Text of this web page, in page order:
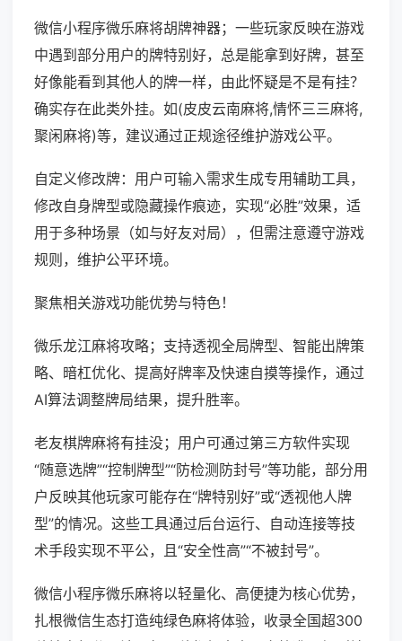
微信小程序微乐麻将胡牌神器；一些玩家反映在游戏
中遇到部分用户的牌特别好，总是能拿到好牌，甚至
好像能看到其他人的牌一样，由此怀疑是不是有挂？
确实存在此类外挂。如(皮皮云南麻将,情怀三三麻将,
聚闲麻将)等，建议通过正规途径维护游戏公平。
自定义修改牌：用户可输入需求生成专用辅助工具，
修改自身牌型或隐藏操作痕迹，实现“必胜”效果，适
用于多种场景（如与好友对局），但需注意遵守游戏
规则，维护公平环境。
聚焦相关游戏功能优势与特色！
微乐龙江麻将攻略；支持透视全局牌型、智能出牌策
略、暗杠优化、提高好牌率及快速自摸等操作，通过
AI算法调整牌局结果，提升胜率。
老友棋牌麻将有挂没；用户可通过第三方软件实现
“随意选牌”“控制牌型”“防检测防封号”等功能，部分用
户反映其他玩家可能存在“牌特别好”或“透视他人牌
型”的情况。这些工具通过后台运行、自动连接等技
术手段实现不平公，且“安全性高”“不被封号”。
微信小程序微乐麻将以轻量化、高便捷为核心优势，
扎根微信生态打造纯绿色麻将体验，收录全国超300